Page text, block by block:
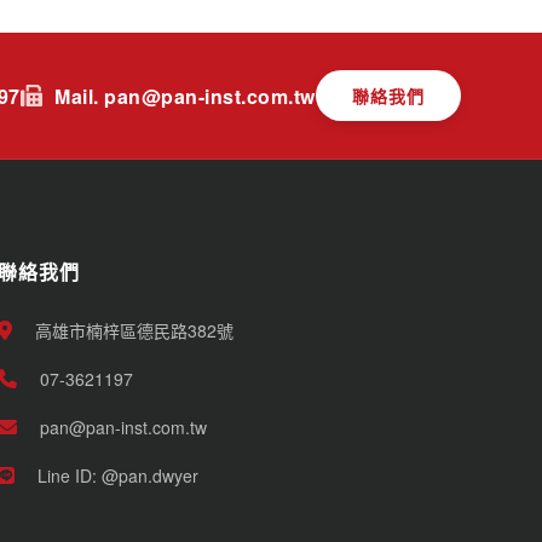
Mail. pan@pan-inst.com.tw 聯絡我們
絡我們
高雄市楠梓區德民路382號
07-3621197
pan@pan-inst.com.tw
Line ID: @pan.dwyer